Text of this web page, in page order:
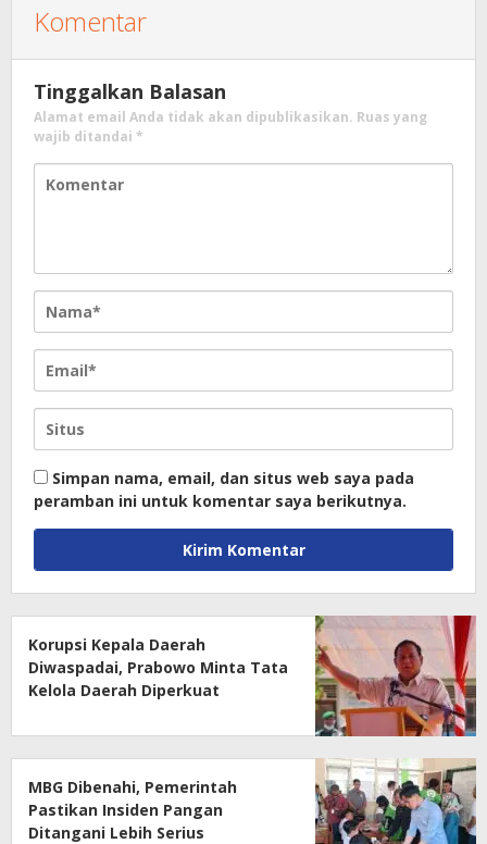
Komentar
Tinggalkan Balasan
Alamat email Anda tidak akan dipublikasikan. Ruas yang
wajib ditandai *
Simpan nama, email, dan situs web saya pada
peramban ini untuk komentar saya berikutnya.
Korupsi Kepala Daerah
Diwaspadai, Prabowo Minta Tata
Kelola Daerah Diperkuat
MBG Dibenahi, Pemerintah
Pastikan Insiden Pangan
Ditangani Lebih Serius